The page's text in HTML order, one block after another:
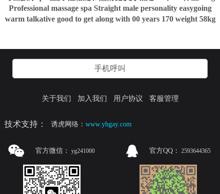
Professional massage spa Straight male personality easygoing
warm talkative good to get along with 00 years 170 weight 58kg
手机呼叫
关于我们 加入我们 用户协议 客服管理
技术支持： 诱虎网络：www.yhgay.com
官方微信： yg241000 官方QQ： 2593644365